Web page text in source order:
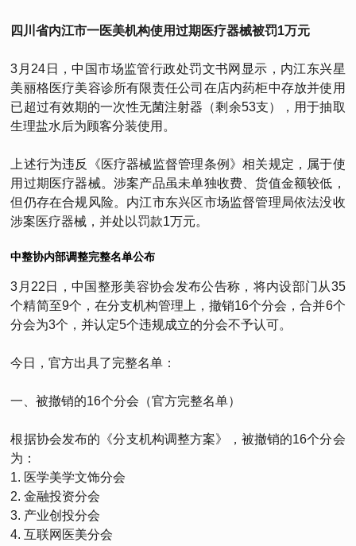
四川省内江市一医美机构使用过期医疗器械被罚1万元
3月24日，中国市场监管行政处罚文书网显示，内江东兴星
美丽格医疗美容诊所有限责任公司在店内药柜中存放并使用
已超过有效期的一次性无菌注射器（剩余53支），用于抽取
生理盐水后为顾客分装使用。
上述行为违反《医疗器械监督管理条例》相关规定，属于使
用过期医疗器械。涉案产品虽未单独收费、货值金额较低，
但仍存在合规风险。内江市东兴区市场监督管理局依法没收
涉案医疗器械，并处以罚款1万元。
中整协内部调整完整名单公布
3月22日，中国整形美容协会发布公告称，将内设部门从35
个精简至9个，在分支机构管理上，撤销16个分会，合并6个
分会为3个，并认定5个违规成立的分会不予认可。
今日，官方出具了完整名单：
一、被撤销的16个分会（官方完整名单）
根据协会发布的《分支机构调整方案》，被撤销的16个分会
为：
1. 医学美学文饰分会
2. 金融投资分会
3. 产业创投分会
4. 互联网医美分会